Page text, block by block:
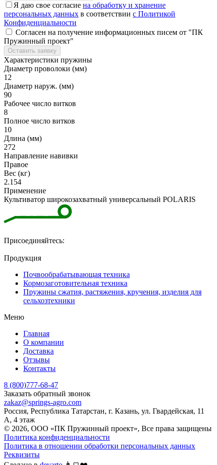
Я даю свое согласие на обработку и хранение
персональных данных в соответствии с Политикой
Конфиденциальности
Согласен на получение информационных писем от "ПК
Пружинный проект"
Оставить заявку
Характеристики пружины
Диаметр проволоки (мм)
12
Диаметр наруж. (мм)
90
Рабочее число витков
8
Полное число витков
10
Длина (мм)
272
Направление навивки
Правое
Вес (кг)
2.154
Применение
Культиватор широкозахватный универсальный POLARIS
Присоединяйтесь:
Продукция
Почвообрабатывающая техника
Кормозаготовительная техника
Пружины сжатия, растяжения, кручения, изделия для
сельхозтехники
Меню
Главная
О компании
Доставка
Отзывы
Контакты
8 (800)777-68-47
Заказать обратный звонок
zakaz@springs-agro.com
Россия, Республика Татарстан, г. Казань, ул. Гвардейская, 11
А, 4 этаж
© 2026, ООО «ПК Пружинный проект», Все права защищены
Политика конфиденциальности
Политика в отношении обработки персональных данных
Реквизиты